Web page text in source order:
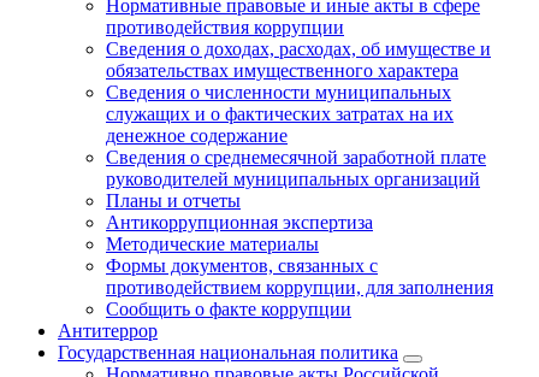
Нормативные правовые и иные акты в сфере
противодействия коррупции
Сведения о доходах, расходах, об имуществе и
обязательствах имущественного характера
Сведения о численности муниципальных
служащих и о фактических затратах на их
денежное содержание
Сведения о среднемесячной заработной плате
руководителей муниципальных организаций
Планы и отчеты
Антикоррупционная экспертиза
Методические материалы
Формы документов, связанных с
противодействием коррупции, для заполнения
Сообщить о факте коррупции
Антитеррор
Государственная национальная политика